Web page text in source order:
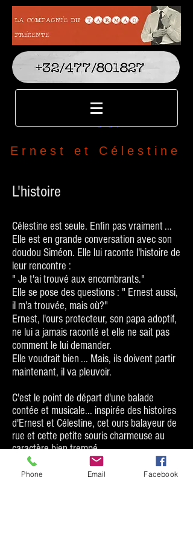
Ernest et Célestine
L'histoire
Célestine est seule. Enfin pas vraiment ...
Elle est en grande conversation avec son
doudou Siméon. Elle lui raconte l'histoire de
leur rencontre :
" Je t'ai trouvé aux encombrants."
Elle se pose des questions : " Ernest aussi,
il m'a trouvée, mais où?"
Ernest, l'ours protecteur, son papa adoptif,
ne lui a jamais raconté et elle ne sait pas
comment le lui demander.
Elle voudrait bien ... Mais, ils doivent partir
maintenant, il va pleuvoir.
C'est le point de départ d'une balade
contée et musicale... inspirée des histoires
d'Ernest et Célestine, cet ours balayeur de
rue et cette petite souris charmeuse au
caractère bien trempé.
Ces deux personnages attachants ont été
crées par l'illustratrice Gabrielle Vincent.
Phone Email Facebook